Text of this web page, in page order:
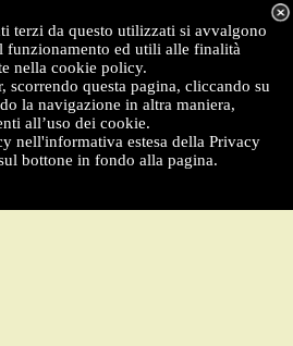
terzi da questo utilizzati si avvalgono
funzionamento ed utili alle finalità
nella cookie policy.
scorrendo questa pagina, cliccando su
la navigazione in altra maniera,
all’uso dei cookie.
nell'informativa estesa della Privacy
bottone in fondo alla pagina.